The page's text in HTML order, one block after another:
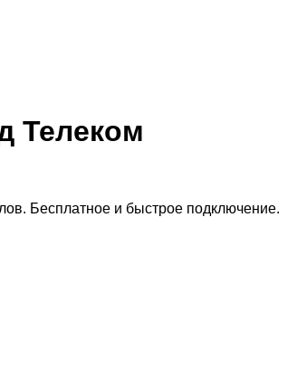
Телеком
Бесплатное и быстрое подключение.